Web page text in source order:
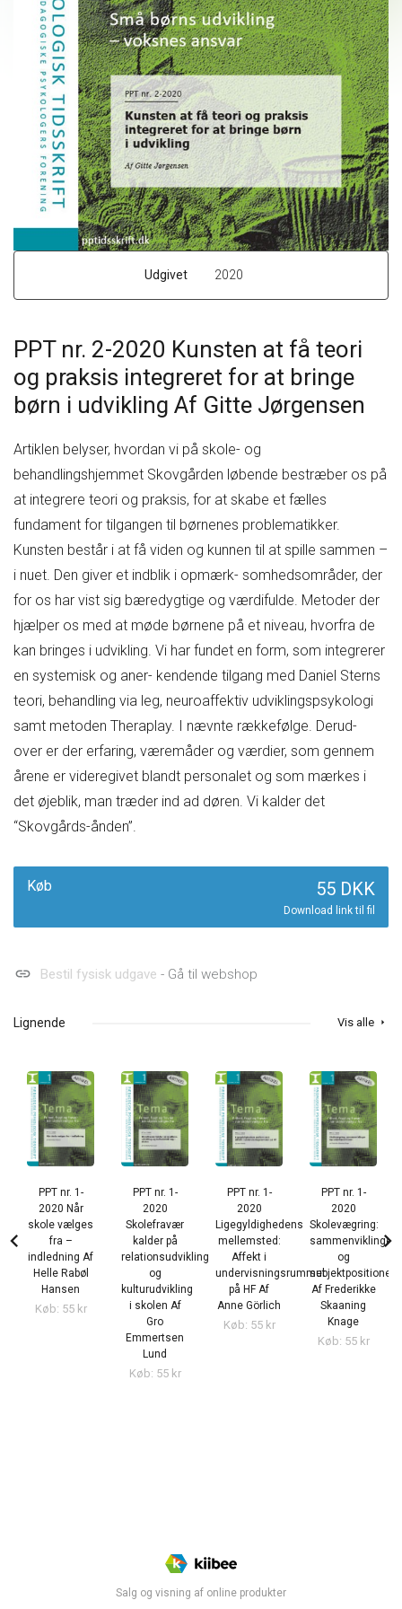
Udgivet 2020
PPT nr. 2-2020 Kunsten at få teori
og praksis integreret for at bringe
børn i udvikling Af Gitte Jørgensen
Artiklen belyser, hvordan vi på skole- og
behandlingshjemmet Skovgården løbende bestræber os på
at integrere teori og praksis, for at skabe et fælles
fundament for tilgangen til børnenes problematikker.
Kunsten består i at få viden og kunnen til at spille sammen –
i nuet. Den giver et indblik i opmærk- somhedsområder, der
for os har vist sig bæredygtige og værdifulde. Metoder der
hjælper os med at møde børnene på et niveau, hvorfra de
kan bringes i udvikling. Vi har fundet en form, som integrerer
en systemisk og aner- kendende tilgang med Daniel Sterns
teori, behandling via leg, neuroaffektiv udviklingspsykologi
samt metoden Theraplay. I nævnte rækkefølge. Derud-
over er der erfaring, væremåder og værdier, som gennem
årene er videregivet blandt personalet og som mærkes i
det øjeblik, man træder ind ad døren. Vi kalder det
“Skovgårds-ånden”.
Køb 55 DKK
Download link til fil
link Bestil fysisk udgave - Gå til webshop
Lignende Vis alle arrow_right
chevron_left
PPT nr. 1-
2020 Når
skole vælges
fra –
indledning Af
Helle Rabøl
Hansen
Køb: 55 kr
PPT nr. 1-
2020
Skolefravær
kalder på
relationsudvikling
og
kulturudvikling
i skolen Af
Gro
Emmertsen
Lund
Køb: 55 kr
PPT nr. 1-
2020
Ligegyldighedens
mellemsted:
Affekt i
undervisningsrummet
på HF Af
Anne Görlich
Køb: 55 kr
PPT nr. 1-
2020
Skolevægring:
sammenviklinger
og
subjektpositioner
Af Frederikke
Skaaning
Knage
Køb: 55 kr
chevron_right
Salg og visning af online produkter